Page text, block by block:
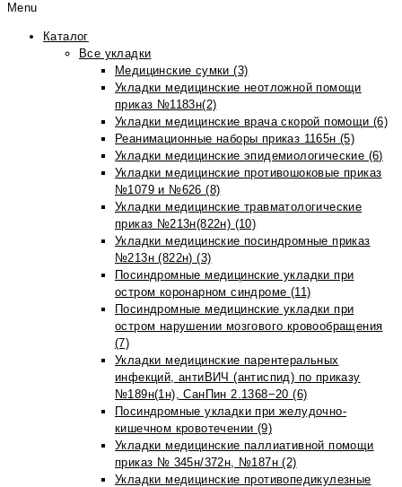
Menu
Каталог
Все укладки
Медицинские сумки (3)
Укладки медицинские неотложной помощи
приказ №1183н(2)
Укладки медицинские врача скорой помощи (6)
Реанимационные наборы приказ 1165н (5)
Укладки медицинские эпидемиологические (6)
Укладки медицинские противошоковые приказ
№1079 и №626 (8)
Укладки медицинские травматологические
приказ №213н(822н) (10)
Укладки медицинские посиндромные приказ
№213н (822н) (3)
Посиндромные медицинские укладки при
остром коронарном синдроме (11)
Посиндромные медицинские укладки при
остром нарушении мозгового кровообращения
(7)
Укладки медицинские парентеральных
инфекций, антиВИЧ (антиспид) по приказу
№189н(1н), СанПин 2.1368−20 (6)
Посиндромные укладки при желудочно-
кишечном кровотечении (9)
Укладки медицинские паллиативной помощи
приказ № 345н/372н, №187н (2)
Укладки медицинские противопедикулезные